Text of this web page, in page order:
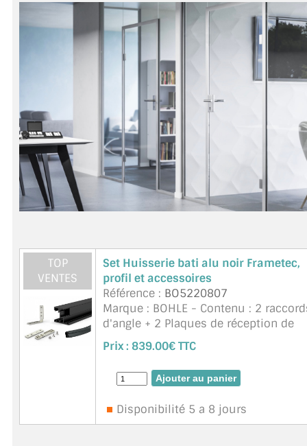
MIROIR PAROI DE DOUCHE
MIROIR POUR SALLE DE SPORT
MIROIR POUR SALLE DE DANSE
MIROIR ENCADRÉ
MIROIR TV
VERRE SUR MESURE
VERRE EXTRACLAIR
PAROI DE DOUCHE
VERRE FEUILLETÉ
VERRE ANTI-REFLET
DALLE DE SOL EN VERRE
TOP
VENTES
Set Huisserie bati alu noir Frametec,
profil et accessoires
Référence : BO5220807
Marque : BOHLE - Contenu : 2
d'angle + 2 Plaques de réception de
bande pour bande d'huisserie en alu
3 Profilés d'huisserie avec onglets
prédécoupés + 3 Joint de but&eacut
suite
Prix : 839.00€ TTC
Disponibilité 5 a 8 jours